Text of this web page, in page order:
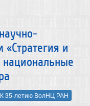
и
национальные
К 35-летию ВолНЦ РАН